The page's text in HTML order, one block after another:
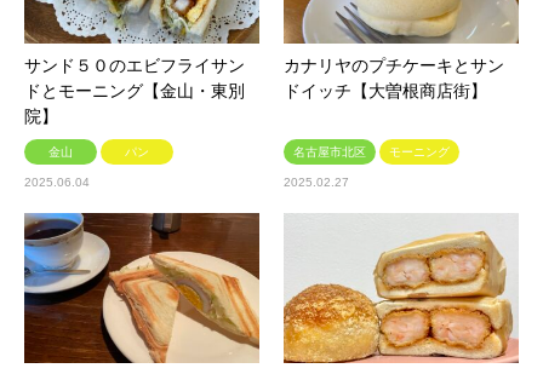
サンド５０のエビフライサン
ドとモーニング【金山・東別
院】
金山 パン
2025.06.04
カナリヤのプチケーキとサン
ドイッチ【大曽根商店街】
名古屋市北区 モーニング
2025.02.27